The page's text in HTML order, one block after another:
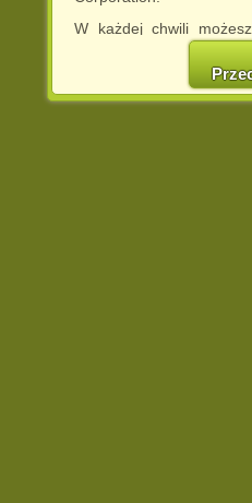
W każdej chwili
cookies w swojej
w naszej
http://chomikuj.pl/